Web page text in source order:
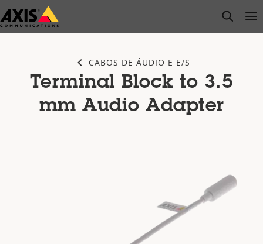
Pular
para
open
CABOS DE ÁUDIO E E/S
Terminal Block to 3.5
mm Audio Adapter